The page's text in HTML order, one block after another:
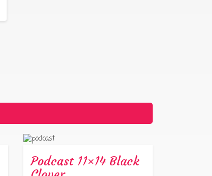
Podcast 11×14 Black